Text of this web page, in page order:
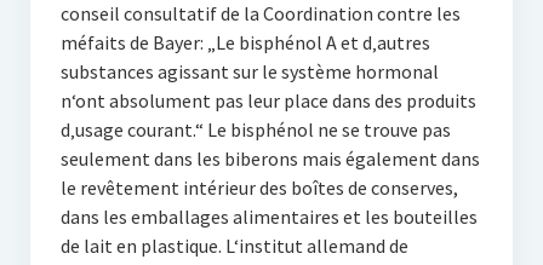
conseil consultatif de la Coordination contre les
méfaits de Bayer: „Le bisphénol A et d‚autres
substances agissant sur le système hormonal
n‘ont absolument pas leur place dans des produits
d‚usage courant.“ Le bisphénol ne se trouve pas
seulement dans les biberons mais également dans
le revêtement intérieur des boîtes de conserves,
dans les emballages alimentaires et les bouteilles
de lait en plastique. L‘institut allemand de